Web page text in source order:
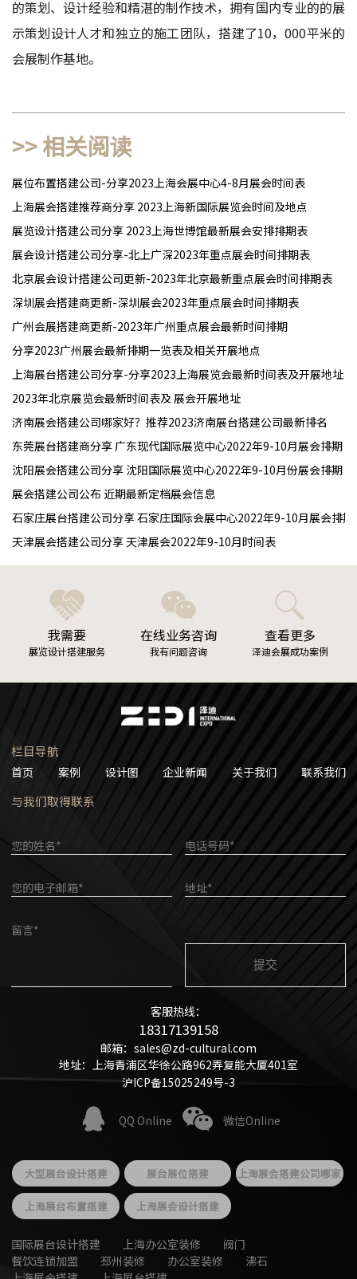
的策划、设计经验和精湛的制作技术，拥有国内专业的的展
示策划设计人才和独立的施工团队，搭建了10，000平米的
会展制作基地。
>> 相关阅读
展位布置搭建公司-分享2023上海会展中心4-8月展会时间表
上海展会搭建推荐商分享 2023上海新国际展览会时间及地点
展览设计搭建公司分享 2023上海世博馆最新展会安排排期表
展会设计搭建公司分享-北上广深2023年重点展会时间排期表
北京展会设计搭建公司更新-2023年北京最新重点展会时间排期表
深圳展会搭建商更新-深圳展会2023年重点展会时间排期表
广州会展搭建商更新-2023年广州重点展会最新时间排期
分享2023广州展会最新排期一览表及相关开展地点
上海展台搭建公司分享-分享2023上海展览会最新时间表及开展地址
2023年北京展览会最新时间表及 展会开展地址
济南展会搭建公司哪家好？推荐2023济南展台搭建公司最新排名
东莞展台搭建商分享 广东现代国际展览中心2022年9-10月展会排期
沈阳展会搭建公司分享 沈阳国际展览中心2022年9-10月份展会排期
展会搭建公司公布 近期最新定档展会信息
石家庄展台搭建公司分享 石家庄国际会展中心2022年9-10月展会排期
天津展会搭建公司分享 天津展会2022年9-10月时间表
我需要
展览设计搭建服务
在线业务咨询
我有问题咨询
查看更多
泽迪会展成功案例
栏目导航
首页 案例 设计图 企业新闻 关于我们 联系我们
与我们取得联系
您的姓名* 电话号码*
您的电子邮箱* 地址*
留言*
客服热线：
18317139158
邮箱：sales@zd-cultural.com
地址：上海青浦区华徐公路962弄复能大厦401室
沪ICP备15025249号-3
QQ Online 微信Online
大型展台设计搭建 展台展位搭建
上海展会搭建公司哪家
上海展台布置搭建 上海展会设计搭建
国际展台设计搭建 上海办公室装修
阀门
餐饮连锁加盟
邳州装修 办公室装修
沸石